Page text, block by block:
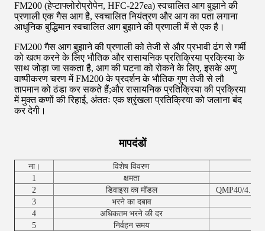
FM200 (हेप्टाफ्लोरोप्रोपेन, HFC-227ea) स्वचालित आग बुझाने की
प्रणाली एक गैस आग है, स्वचालित नियंत्रण और आग का पता लगाना
आधुनिक बुद्धिमान स्वचालित आग बुझाने की प्रणाली में से एक है।
FM200 गैस आग बुझाने की प्रणाली को तेजी से और प्रभावी ढंग से गर्मी
को खत्म करने के लिए भौतिक और रासायनिक प्रतिक्रिया प्रक्रिया के
साथ जोड़ा जा सकता है, आग की घटना को रोकने के लिए, इसके अणु
वाष्पीकरण चरण में FM200 के प्रदर्शन के भौतिक गुण तेजी से लौ
तापमान को ठंडा कर सकते हैं;और रासायनिक प्रतिक्रिया की प्रक्रिया
में मुक्त कणों की रिहाई, अंततः एक श्रृंखला प्रतिक्रिया को जलाना बंद
कर देगी।
मापदंडों
ना।
विशेष विवरण
1
क्षमता
2
डिवाइस का मॉडल
QMP40/4.2,
3
भरने का दबाव
4
अधिकतम भरने की दर
5
निर्वहन समय